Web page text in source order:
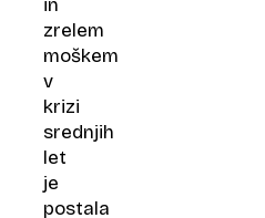
in
zrelem
moškem
v
krizi
srednjih
let
je
postala